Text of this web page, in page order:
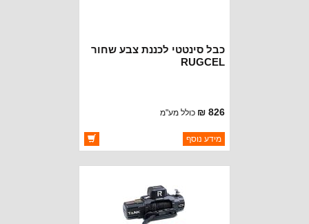
כבל סינטטי לכננת צבע שחור
RUGCEL
826 ₪ כולל מע"מ
ברקוד: BJ2817
יצרן:RUGCEL WINCH
מידע נוסף